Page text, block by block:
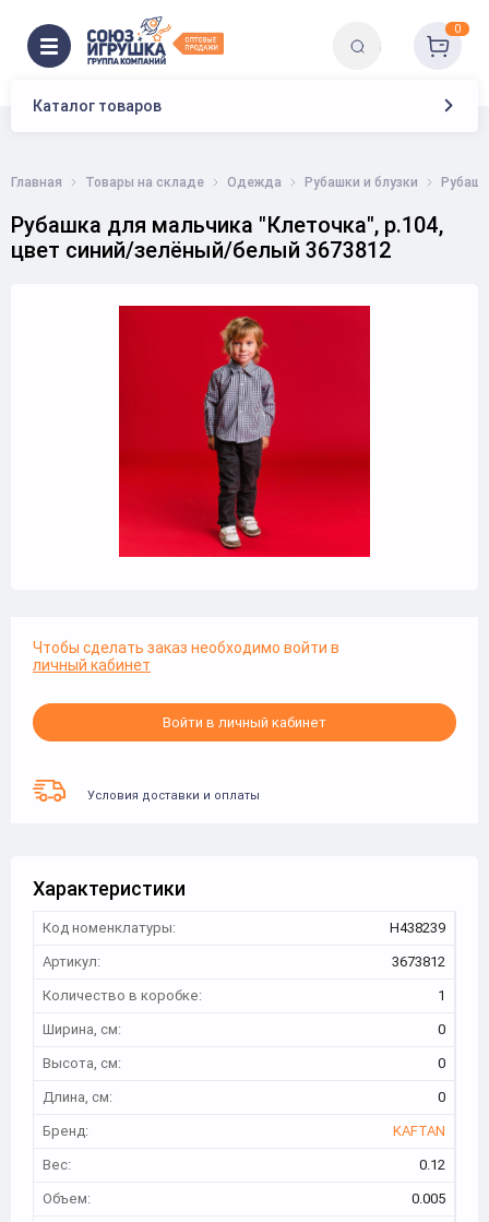
Каталог товаров
0
Главная Товары на складе Одежда Рубашки и блузки
Рубашка для мальчика "Клеточка", р.104,
цвет синий/зелёный/белый 3673812
Чтобы сделать заказ необходимо войти в
личный кабинет
Войти в личный кабинет
Условия доставки и оплаты
Характеристики
Код номенклатуры:
Н438239
Артикул:
3673812
Количество в коробке:
1
Ширина, см:
0
Высота, см:
0
Длина, см:
0
Бренд:
KAFTAN
Вес:
0.12
Объем:
0.005